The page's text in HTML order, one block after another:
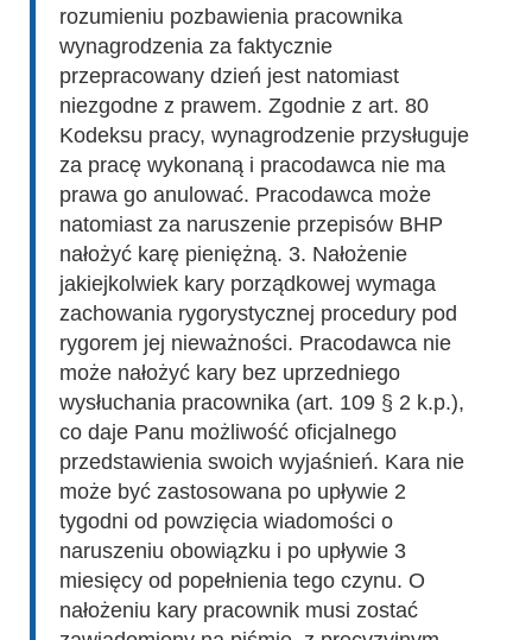
rozumieniu pozbawienia pracownika
wynagrodzenia za faktycznie
przepracowany dzień jest natomiast
niezgodne z prawem. Zgodnie z art. 80
Kodeksu pracy, wynagrodzenie przysługuje
za pracę wykonaną i pracodawca nie ma
prawa go anulować. Pracodawca może
natomiast za naruszenie przepisów BHP
nałożyć karę pieniężną. 3. Nałożenie
jakiejkolwiek kary porządkowej wymaga
zachowania rygorystycznej procedury pod
rygorem jej nieważności. Pracodawca nie
może nałożyć kary bez uprzedniego
wysłuchania pracownika (art. 109 § 2 k.p.),
co daje Panu możliwość oficjalnego
przedstawienia swoich wyjaśnień. Kara nie
może być zastosowana po upływie 2
tygodni od powzięcia wiadomości o
naruszeniu obowiązku i po upływie 3
miesięcy od popełnienia tego czynu. O
nałożeniu kary pracownik musi zostać